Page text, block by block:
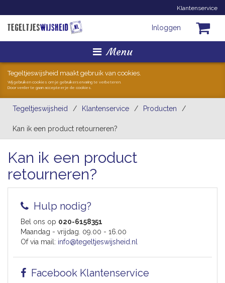
Klantenservice
Inloggen
Menu
Homepage
Tegeltjes
Mokken
Hollandse Kunst
Geschenkjes
Blogs
Tegeltjeswijsheid maakt gebruik van cookies.
Wij gebruiken cookies om je gebruikerservaring te verbeteren.
Door verder te gaan accepteer je de cookies.
Tegeltjeswijsheid / Klantenservice / Producten /
Kan ik een product retourneren?
Kan ik een product
retourneren?
Hulp nodig?
Bel ons op 020-6158351
Maandag - vrijdag. 09.00 - 16.00
Of via mail: info@tegeltjeswijsheid.nl
Facebook Klantenservice